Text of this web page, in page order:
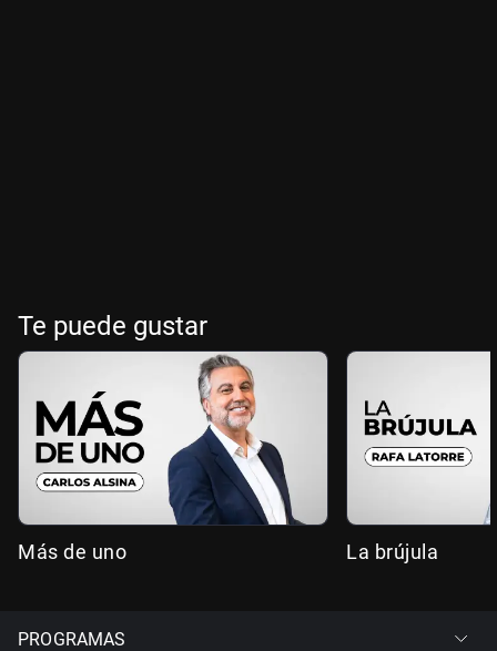
Te puede gustar
Más de uno La brújula
PROGRAMAS